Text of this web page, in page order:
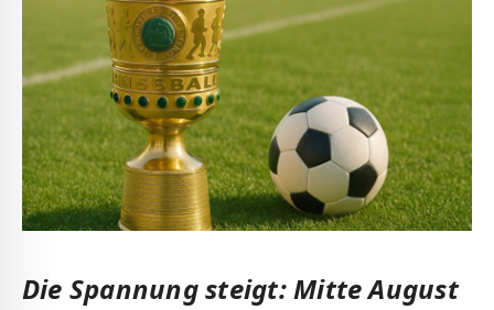
Die Spannung steigt: Mitte August